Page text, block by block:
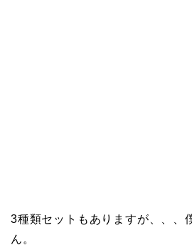
3種類セットもありますが、、、
ん。